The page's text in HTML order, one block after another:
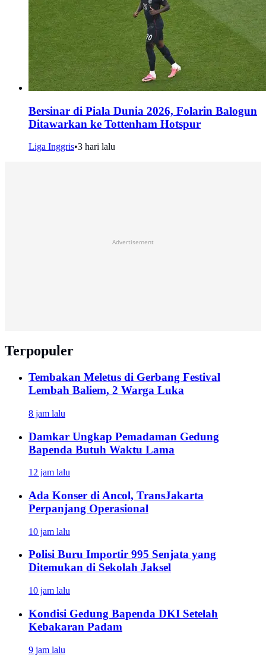
Bersinar di Piala Dunia 2026, Folarin Balogun
Ditawarkan ke Tottenham Hotspur
Liga Inggris•3 hari lalu
Advertisement
Terpopuler
Tembakan Meletus di Gerbang Festival
Lembah Baliem, 2 Warga Luka
8 jam lalu
Damkar Ungkap Pemadaman Gedung
Bapenda Butuh Waktu Lama
12 jam lalu
Ada Konser di Ancol, TransJakarta
Perpanjang Operasional
10 jam lalu
Polisi Buru Importir 995 Senjata yang
Ditemukan di Sekolah Jaksel
10 jam lalu
Kondisi Gedung Bapenda DKI Setelah
Kebakaran Padam
9 jam lalu